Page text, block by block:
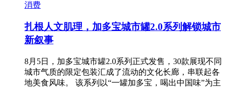
消费
扎根人文肌理，加多宝城市罐2.0系列解锁城市
新叙事
8月5日，加多宝城市罐2.0系列正式发售，30款展现不同
城市气质的限定包装汇成了流动的文化长廊，串联起各
地美食风味。 该系列以“一罐加多宝，喝出中国味”为主